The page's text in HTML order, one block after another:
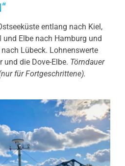
entlang nach Kiel,
und Elbe nach Hamburg und
Lübeck. Lohnenswerte
und die Dove-Elbe. Törndauer
für Fortgeschrittene).